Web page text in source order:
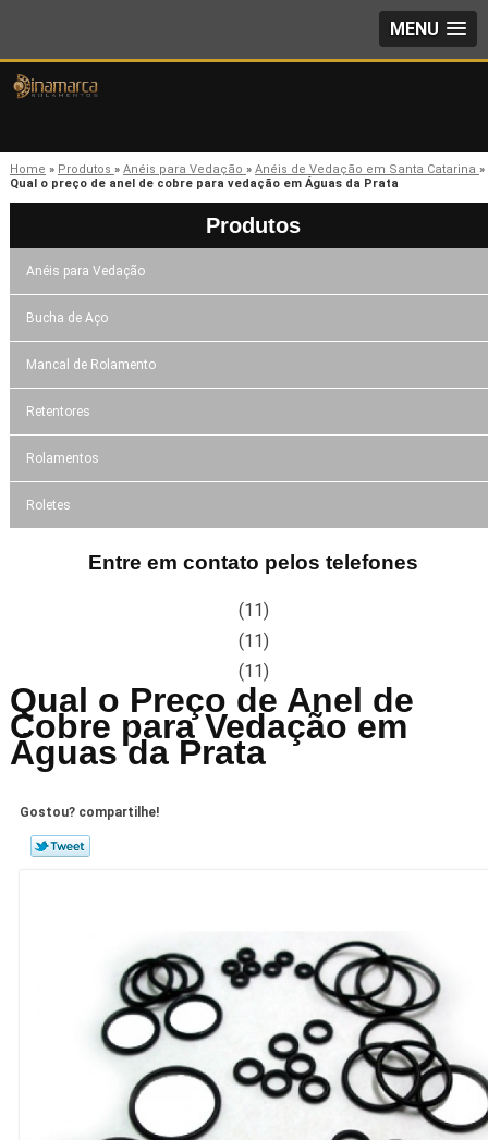
MENU
Home » Produtos » Anéis para Vedação » Anéis de Vedação em Santa Catarina »
Qual o preço de anel de cobre para vedação em Águas da Prata
Produtos
Anéis para Vedação
Bucha de Aço
Mancal de Rolamento
Retentores
Rolamentos
Roletes
Entre em contato pelos telefones
(11)
(11)
(11)
Qual o Preço de Anel de
Cobre para Vedação em
Águas da Prata
Gostou? compartilhe!